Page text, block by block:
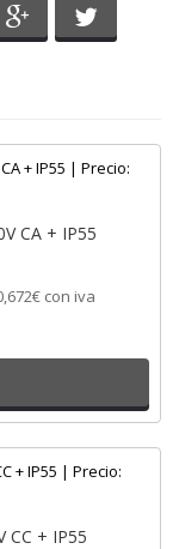
Whatsappen Pinterest
Compartir en
CA + IP55
con iva
CC + IP55